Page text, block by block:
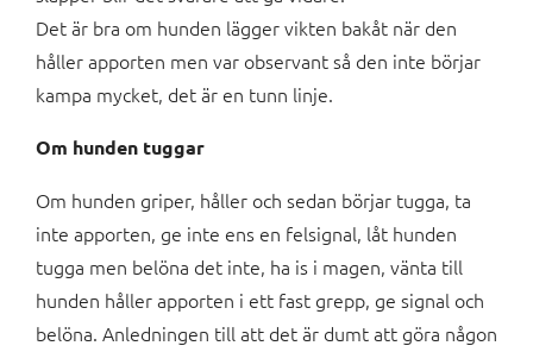
Det är bra om hunden lägger vikten bakåt när den
håller apporten men var observant så den inte börjar
kampa mycket, det är en tunn linje.
Om hunden tuggar
Om hunden griper, håller och sedan börjar tugga, ta
inte apporten, ge inte ens en felsignal, låt hunden
tugga men belöna det inte, ha is i magen, vänta till
hunden håller apporten i ett fast grepp, ge signal och
belöna. Anledningen till att det är dumt att göra någon